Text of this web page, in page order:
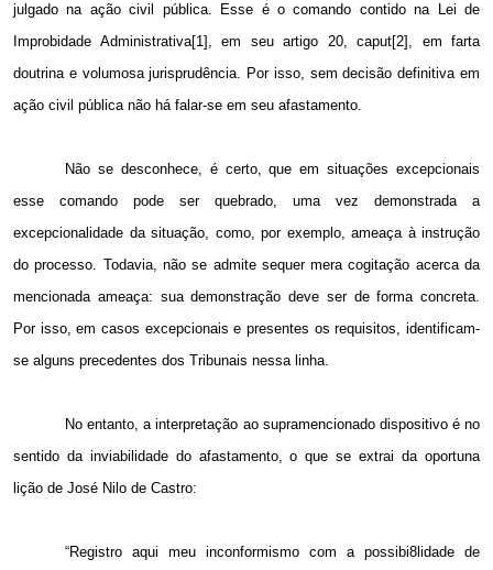
julgado na ação civil pública. Esse é o comando contido na Lei de
Improbidade Administrativa[1], em seu artigo 20, caput[2], em farta
doutrina e volumosa jurisprudência. Por isso, sem decisão definitiva em
ação civil pública não há falar-se em seu afastamento.
Não se desconhece, é certo, que em situações excepcionais
esse comando pode ser quebrado, uma vez demonstrada a
excepcionalidade da situação, como, por exemplo, ameaça à instrução
do processo. Todavia, não se admite sequer mera cogitação acerca da
mencionada ameaça: sua demonstração deve ser de forma concreta.
Por isso, em casos excepcionais e presentes os requisitos, identificam-
se alguns precedentes dos Tribunais nessa linha.
No entanto, a interpretação ao supramencionado dispositivo é no
sentido da inviabilidade do afastamento, o que se extrai da oportuna
lição de José Nilo de Castro:
“Registro aqui meu inconformismo com a possibi8lidade de